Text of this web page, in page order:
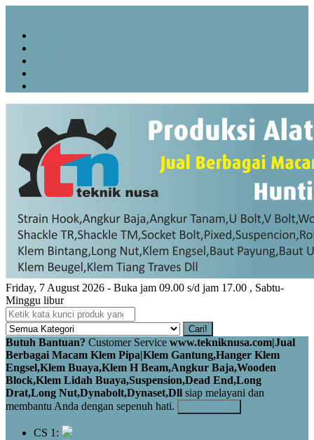
Friday, 7 August 2026 - Buka jam 09.00 s/d jam 17.00 , Sabtu-
Minggu libur
Cari!
Butuh Bantuan? Customer Service www.tekniknusa.com|Jual
Berbagai Macam Klem Pipa|Klem Gantung,Hanger Klem
Engsel,Klem Buaya,Klem H Beam,Angkur Baja,Wooden
Block,Klem Lidah Buaya,Suspension,Dead End,Long
Drat,Long Nut,Dynabolt,Dynaset,Dll siap melayani dan
membantu Anda dengan sepenuh hati.
CS 1: